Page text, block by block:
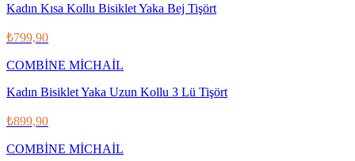
Kadın Kısa Kollu Bisiklet Yaka Bej Tişört
₺799,90
COMBİNE MİCHAİL
Kadın Bisiklet Yaka Uzun Kollu 3 Lü Tişört
₺899,90
COMBİNE MİCHAİL